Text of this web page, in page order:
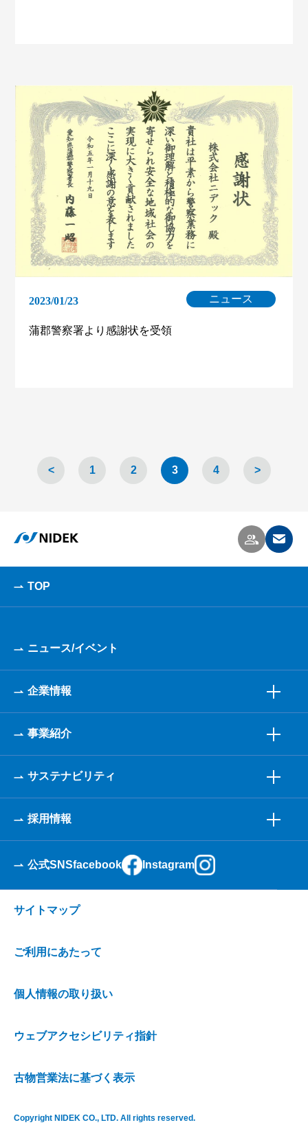
2023/01/23 ニュース
蒲郡警察署より感謝状を受領
< 1 2 3 4 >
TOP
ニュース/イベント
企業情報
事業紹介
サステナビリティ
採用情報
公式SNSfacebook Instagram
サイトマップ
ご利用にあたって
個人情報の取り扱い
ウェブアクセシビリティ指針
古物営業法に基づく表示
Copyright NIDEK CO., LTD. All rights reserved.